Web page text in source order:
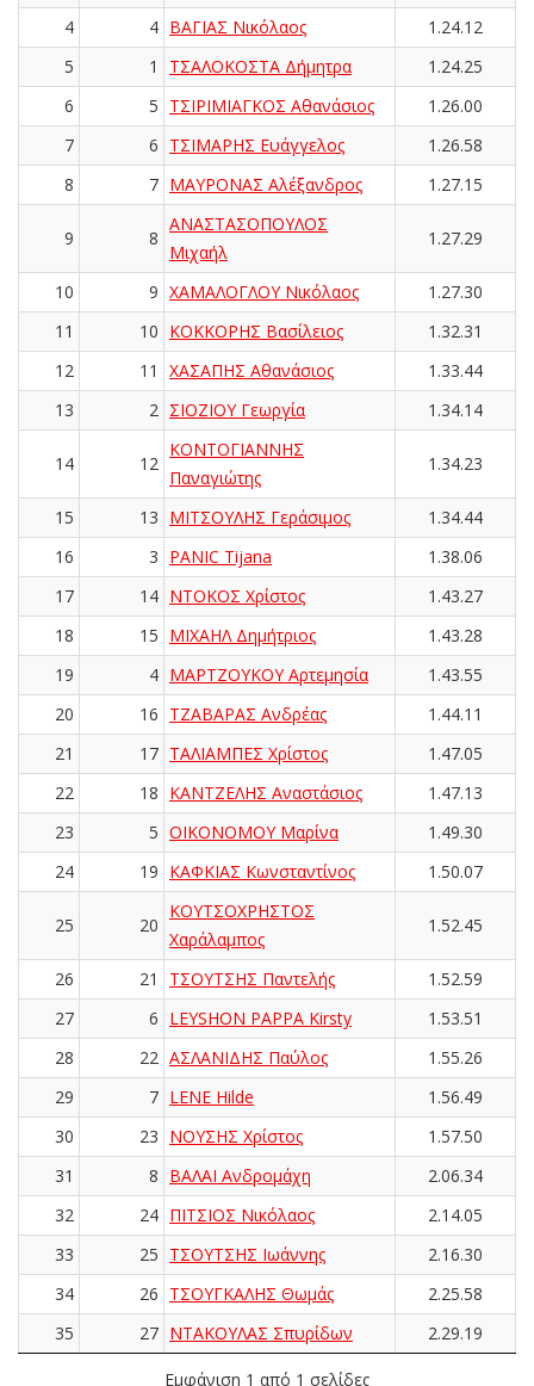
4
4 ΒΑΓΙΑΣ Νικόλαος
1.24.12
5
1 ΤΣΑΛΟΚΟΣΤΑ Δήμητρα
1.24.25
6
5 ΤΣΙΡΙΜΙΑΓΚΟΣ Αθανάσιος
1.26.00
7
6 ΤΣΙΜΑΡΗΣ Ευάγγελος
1.26.58
8
7 ΜΑΥΡΟΝΑΣ Αλέξανδρος 1.27.15
9 8
ΑΝΑΣΤΑΣΟΠΟΥΛΟΣ
Μιχαήλ
1.27.29
10 9 ΧΑΜΑΛΟΓΛΟΥ Νικόλαος
1.27.30
11
10 ΚΟΚΚΟΡΗΣ Βασίλειος
1.32.31
12
11 ΧΑΣΑΠΗΣ Αθανάσιος
1.33.44
13
2 ΣΙΟΖΙΟΥ Γεωργία 1.34.14
14 12
ΚΟΝΤΟΓΙΑΝΝΗΣ
Παναγιώτης
1.34.23
15 13 ΜΙΤΣΟΥΛΗΣ Γεράσιμος
1.34.44
16
3 PANIC Tijana
1.38.06
17
14 ΝΤΟΚΟΣ Χρίστος
1.43.27
18
15 ΜΙΧΑΗΛ Δημήτριος
1.43.28
19
4 ΜΑΡΤΖΟΥΚΟΥ Αρτεμησία
1.43.55
20
16 ΤΖΑΒΑΡΑΣ Ανδρέας
1.44.11
21
17 ΤΑΛΙΑΜΠΕΣ Χρίστος
1.47.05
22
18 ΚΑΝΤΖΕΛΗΣ Αναστάσιος
1.47.13
23
5 ΟΙΚΟΝΟΜΟΥ Μαρίνα
1.49.30
24
19 ΚΑΦΚΙΑΣ Κωνσταντίνος 1.50.07
25 20
ΚΟΥΤΣΟΧΡΗΣΤΟΣ
Χαράλαμπος
1.52.45
26 21 ΤΣΟΥΤΣΗΣ Παντελής
1.52.59
27
6 LEYSHON PAPPA Kirsty
1.53.51
28
22 ΑΣΛΑΝΙΔΗΣ Παύλος
1.55.26
29
7 LENE Hilde
1.56.49
30
23 ΝΟΥΣΗΣ Χρίστος
1.57.50
31
8 ΒΑΛΑΙ Ανδρομάχη
2.06.34
32
24 ΠΙΤΣΙΟΣ Νικόλαος
2.14.05
33
25 ΤΣΟΥΤΣΗΣ Ιωάννης
2.16.30
34
26 ΤΣΟΥΓΚΑΛΗΣ Θωμάς
2.25.58
35
27 ΝΤΑΚΟΥΛΑΣ Σπυρίδων 2.29.19
Εμφάνιση 1 από 1 σελίδες